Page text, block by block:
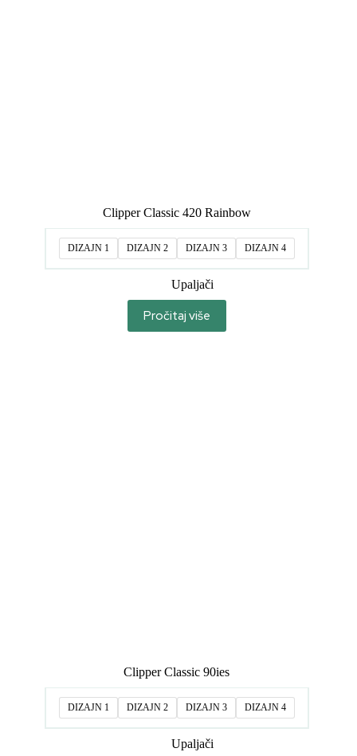
Clipper Classic 420 Rainbow
DIZAJN 1 DIZAJN 2 DIZAJN 3 DIZAJN 4
Upaljači
Pročitaj više
Clipper Classic 90ies
DIZAJN 1 DIZAJN 2 DIZAJN 3 DIZAJN 4
Upaljači